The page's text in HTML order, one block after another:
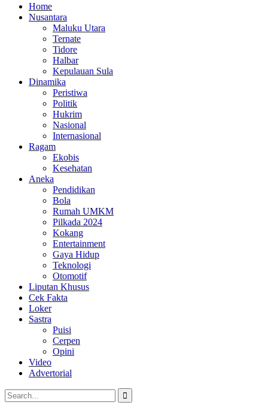
Home
Nusantara
Maluku Utara
Ternate
Tidore
Halbar
Kepulauan Sula
Dinamika
Peristiwa
Politik
Hukrim
Nasional
Internasional
Ragam
Ekobis
Kesehatan
Aneka
Pendidikan
Bola
Rumah UMKM
Pilkada 2024
Kokang
Entertainment
Gaya Hidup
Teknologi
Otomotif
Liputan Khusus
Cek Fakta
Loker
Sastra
Puisi
Cerpen
Opini
Video
Advertorial